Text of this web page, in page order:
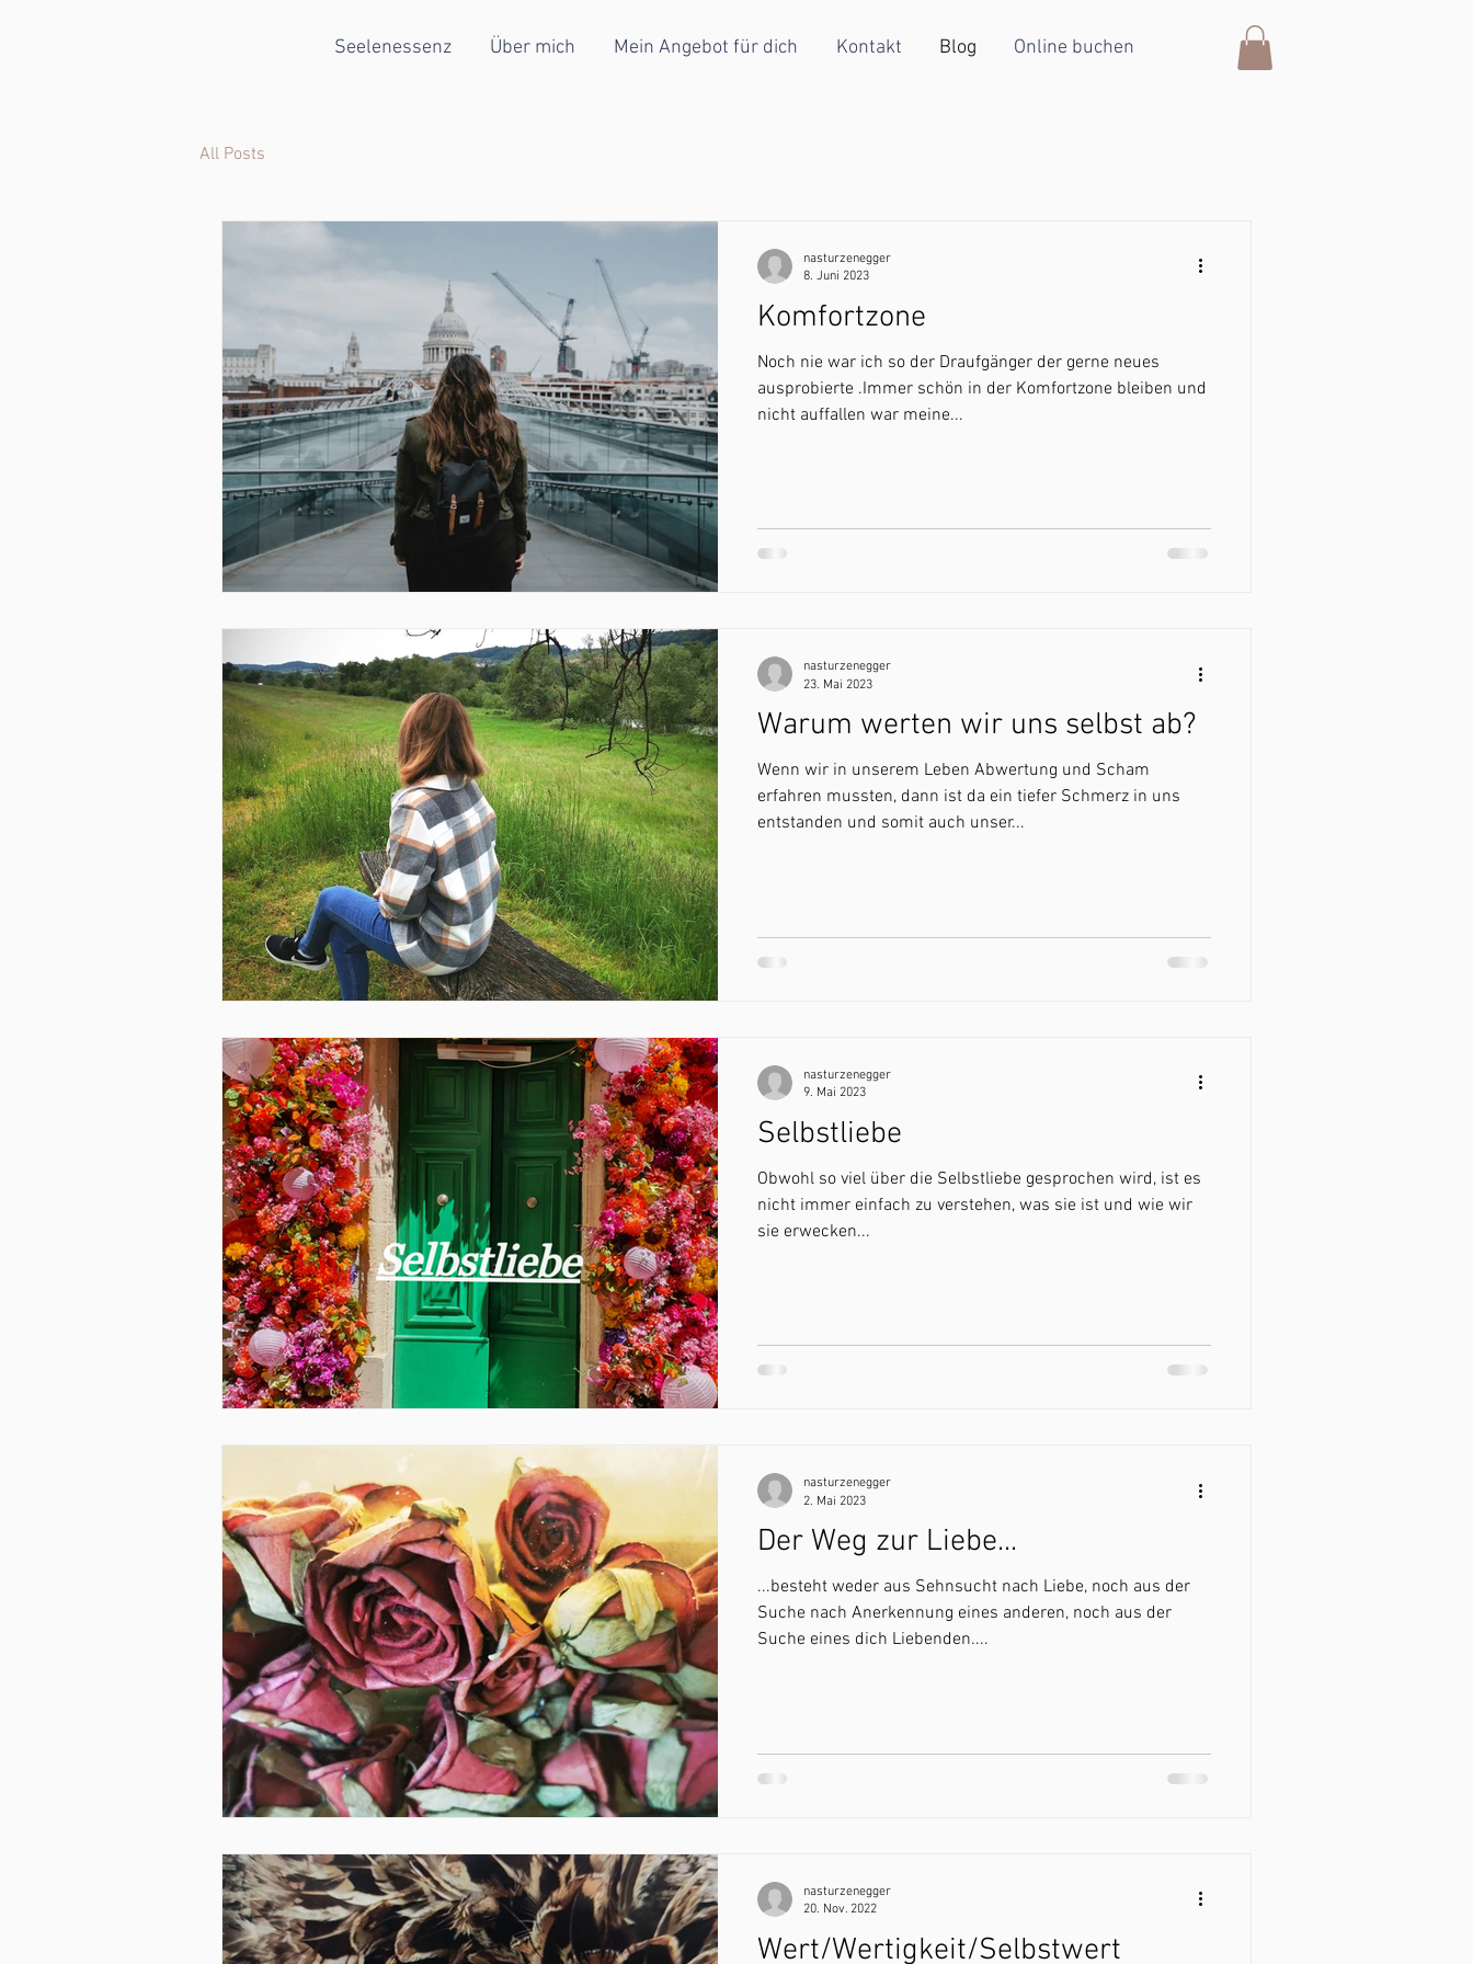
Seelenessenz Über mich Mein Angebot für dich Kontakt Blog Online buchen
All Posts
Komfortzone
Noch nie war ich so der Draufgänger der gerne neues
ausprobierte .Immer schön in der Komfortzone bleiben und
nicht auffallen war meine...
nasturzenegger
8. Juni 2023
Warum werten wir uns selbst ab?
Wenn wir in unserem Leben Abwertung und Scham
erfahren mussten, dann ist da ein tiefer Schmerz in uns
entstanden und somit auch unser...
nasturzenegger
23. Mai 2023
Selbstliebe
Obwohl so viel über die Selbstliebe gesprochen wird, ist es
nicht immer einfach zu verstehen, was sie ist und wie wir
sie erwecken...
nasturzenegger
9. Mai 2023
Der Weg zur Liebe...
...besteht weder aus Sehnsucht nach Liebe, noch aus der
Suche nach Anerkennung eines anderen, noch aus der
Suche eines dich Liebenden....
nasturzenegger
2. Mai 2023
Wert/Wertigkeit/Selbstwert
nasturzenegger
20. Nov. 2022